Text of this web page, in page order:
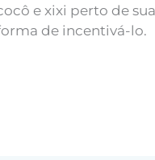
e xixi perto de
de incentivá-lo.